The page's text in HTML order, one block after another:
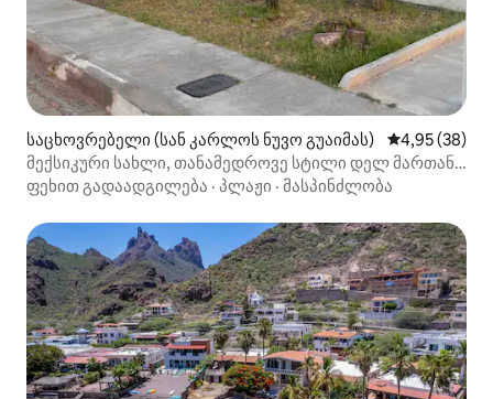
საცხოვრებელი (სან კარლოს ნუვო გუაიმას) საშუალო
4,95 (38)
მექსიკური სახლი, თანამედროვე სტილი დელ მართან
ახლოს
ფეხით გადაადგილება · პლაჟი · მასპინძლობა